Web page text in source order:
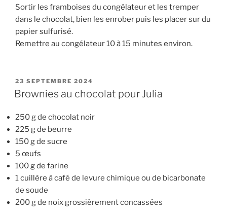
Sortir les framboises du congélateur et les tremper
dans le chocolat, bien les enrober puis les placer sur du
papier sulfurisé.
Remettre au congélateur 10 à 15 minutes environ.
PUBLIÉ
LE
23 SEPTEMBRE 2024
Brownies au chocolat pour Julia
250 g de chocolat noir
225 g de beurre
150 g de sucre
5 œufs
100 g de farine
1 cuillère à café de levure chimique ou de bicarbonate
de soude
200 g de noix grossièrement concassées